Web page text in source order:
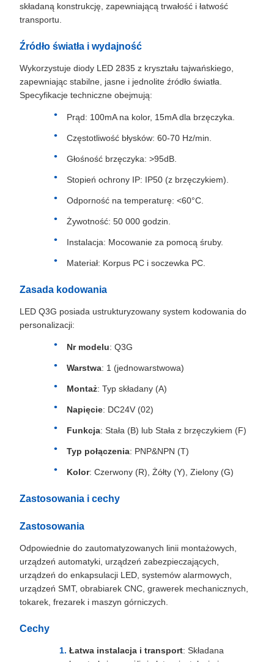
składaną konstrukcję, zapewniającą trwałość i łatwość
transportu.
Źródło światła i wydajność
Wykorzystuje diody LED 2835 z kryształu tajwańskiego,
zapewniając stabilne, jasne i jednolite źródło światła.
Specyfikacje techniczne obejmują:
Prąd: 100mA na kolor, 15mA dla brzęczyka.
Częstotliwość błysków: 60-70 Hz/min.
Głośność brzęczyka: >95dB.
Stopień ochrony IP: IP50 (z brzęczykiem).
Odporność na temperaturę: <60°C.
Żywotność: 50 000 godzin.
Instalacja: Mocowanie za pomocą śruby.
Materiał: Korpus PC i soczewka PC.
Zasada kodowania
LED Q3G posiada ustrukturyzowany system kodowania do
personalizacji:
Nr modelu: Q3G
Warstwa: 1 (jednowarstwowa)
Montaż: Typ składany (A)
Napięcie: DC24V (02)
Funkcja: Stała (B) lub Stała z brzęczykiem (F)
Typ połączenia: PNP&NPN (T)
Kolor: Czerwony (R), Żółty (Y), Zielony (G)
Zastosowania i cechy
Zastosowania
Odpowiednie do zautomatyzowanych linii montażowych,
urządzeń automatyki, urządzeń zabezpieczających,
urządzeń do enkapsulacji LED, systemów alarmowych,
urządzeń SMT, obrabiarek CNC, grawerek mechanicznych,
tokarek, frezarek i maszyn górniczych.
Cechy
Łatwa instalacja i transport: Składana